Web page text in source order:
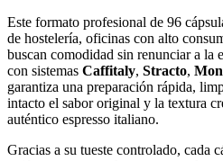
Este formato profesional de 96
de hostelería, oficinas con alto
buscan comodidad sin renunciara la
con sistemas Caffitaly, Stracto,
garantiza una preparación rápida,
intacto el sabororiginal y la textura
auténtico espresso italiano.
Gracias a su tueste controlado, cada